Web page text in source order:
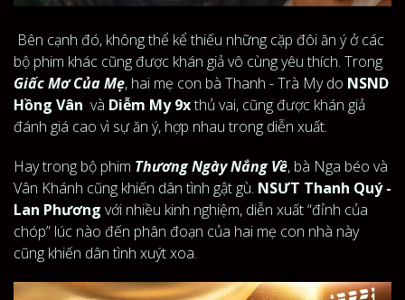
Bên cạnh đó, không thể kể thiếu những cặp đôi ăn ý ở các
bộ phim khác cũng được khán giả vô cùng yêu thích. Trong
Giấc Mơ Của Mẹ, hai mẹ con bà Thanh - Trà My do NSND
Hồng Vân và Diễm My 9xthủ vai, cũng được khán giả
đánh giá cao vì sự ăn ý, hợp nhau trong diễn xuất.
Hay trong bộ phim Thương Ngày Nắng Về, bà Nga béo và
Vân Khánh cũng khiến dân tình gật gù. NSƯT Thanh Quý -
Lan Phương với nhiều kinh nghiệm, diễn xuất “đỉnh của
chóp” lúc nào đến phân đoạn của hai mẹ con nhà này
cũng khiến dân tình xuýt xoa.